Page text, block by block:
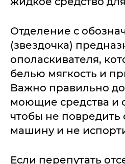
Отделение с
(звездочка)
ополаскивателя,
белью мягкость и
Важно правильно
моющие средства и
чтобы не повредить
машину и не
Если перепутать